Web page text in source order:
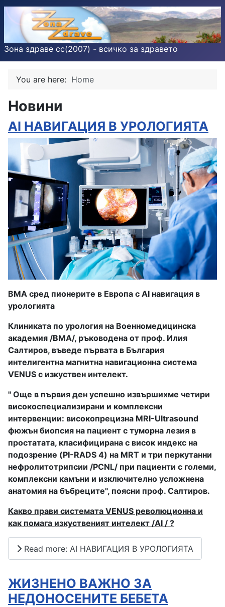
Зона здраве cc(2007) - всичко за здравето
You are here: Home
Новини
AI НАВИГАЦИЯ В УРОЛОГИЯТА
ВМА сред пионерите в Европа с AI навигация в
урологията
Клиниката по урология на Военномедицинска
академия /ВМА/, ръководена от проф. Илия
Салтиров, въведе първата в България
интелигентна магнитна навигационна система
VENUS с изкуствен интелект.
" Още в първия ден успешно извършихме четири
високоспециализирани и комплексни
интервенции: високопрецизна MRI-Ultrasound
фюжън биопсия на пациент с туморна лезия в
простатата, класифицирана с висок индекс на
подозрение (PI-RADS 4) на MRT и три перкутанни
нефролитотрипсии /PCNL/ при пациенти с големи,
комплексни камъни и изключително усложнена
анатомия на бъбреците", поясни проф. Салтиров.
Какво прави системата VENUS революционна и
как помага изкуственият интелект /AI / ?
Read more: AI НАВИГАЦИЯ В УРОЛОГИЯТА
ЖИЗНЕНО ВАЖНО ЗА
НЕДОНОСЕНИТЕ БЕБЕТА